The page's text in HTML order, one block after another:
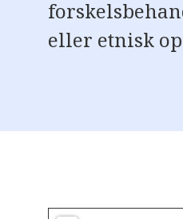
eller etnisk